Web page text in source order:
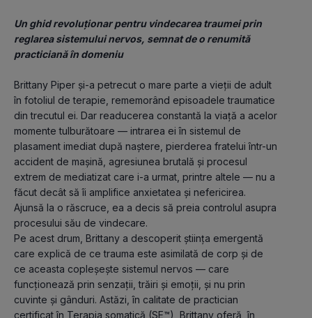
Un ghid revoluționar pentru vindecarea traumei prin
reglarea sistemului nervos, semnat de o renumită
practiciană în domeniu
Brittany Piper și-a petrecut o mare parte a vieții de adult
în fotoliul de terapie, rememorând episoadele traumatice
din trecutul ei. Dar readucerea constantă la viață a acelor
momente tulburătoare — intrarea ei în sistemul de
plasament imediat după naștere, pierderea fratelui într-un
accident de mașină, agresiunea brutală și procesul
extrem de mediatizat care i-a urmat, printre altele — nu a
făcut decât să îi amplifice anxietatea și nefericirea.
Ajunsă la o răscruce, ea a decis să preia controlul asupra
procesului său de vindecare.
Pe acest drum, Brittany a descoperit știința emergentă
care explică de ce trauma este asimilată de corp și de
ce aceasta copleșește sistemul nervos — care
funcționează prin senzații, trăiri și emoții, şi nu prin
cuvinte și gânduri. Astăzi, în calitate de practician
certificat în Terapia somatică (SE™), Brittany oferă, în